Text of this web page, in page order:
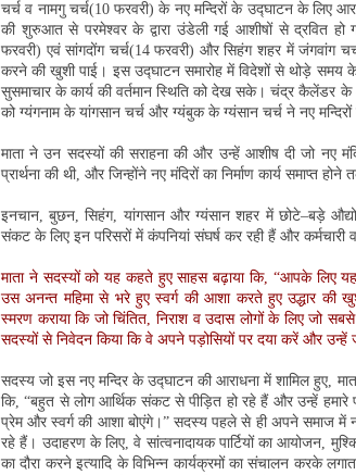
चर्च व नामगु चर्च(10 फरवरी) के नए मन्दिरों के उद्घाटन के लिए
की शुरुआत से परमेश्वर के द्वारा उंडेली गई आशीषों से द्रवित
फरवरी) एवं सांगदोंग चर्च(14 फरवरी) और सिहंग शहर में जंगवांग
करने की खुशी पाई। इस उद्घाटन समारोह में विदेशों से थोड़े समय
सुसमाचार के कार्य की वर्तमान स्थिति को देख सके। चंद्र कैलेंडर के
को ग्यंगनाम के यांगसान चर्च और ग्यंबुक के ग्यंसान चर्च ने नए
माता ने उन सदस्यों की सराहना की और उन्हें आशीष दी जो नए
प्रार्थना की थी, और जिन्होंने नए मंदिरों का निर्माण कार्य समाप्त
इनचान, बुछन, सिहंग, यांगसान और ग्यंसान शहर में छोटे–बड़े
संकट के लिए इन परिसरों में कंपनियां संघर्ष कर रही हैं और कर्मचारी
माता ने सदस्यों को यह कहते हुए साहस बढ़ाया कि, “आपके लिए
उस अनन्त महिमा से भरे हुए स्वर्ग की आशा करते हुए उद्धार की
स्मरण कराया कि जो चिंतित, निराश व उदास लोगों के लिए जो
सदस्यों से निवेदन किया कि वे अपने पड़ोसियों पर दया करें और
सदस्य जो इस नए मन्दिर के उद्घाटन की आराधना में शामिल हुए,
कि, “बहुत से लोग आर्थिक संकट से पीड़ित हो रहे हैं और उन्हें हमारे
प्रेम और स्वर्ग की आशा बोएंगे।” सदस्य पहले से ही अपने समाज
रहे हैं। उदाहरण के लिए, वे सांत्वनादायक पार्टियों का आयोजन,
का दौरा करने इत्यादि के विभिन्न कार्यक्रमों का संचालन करके